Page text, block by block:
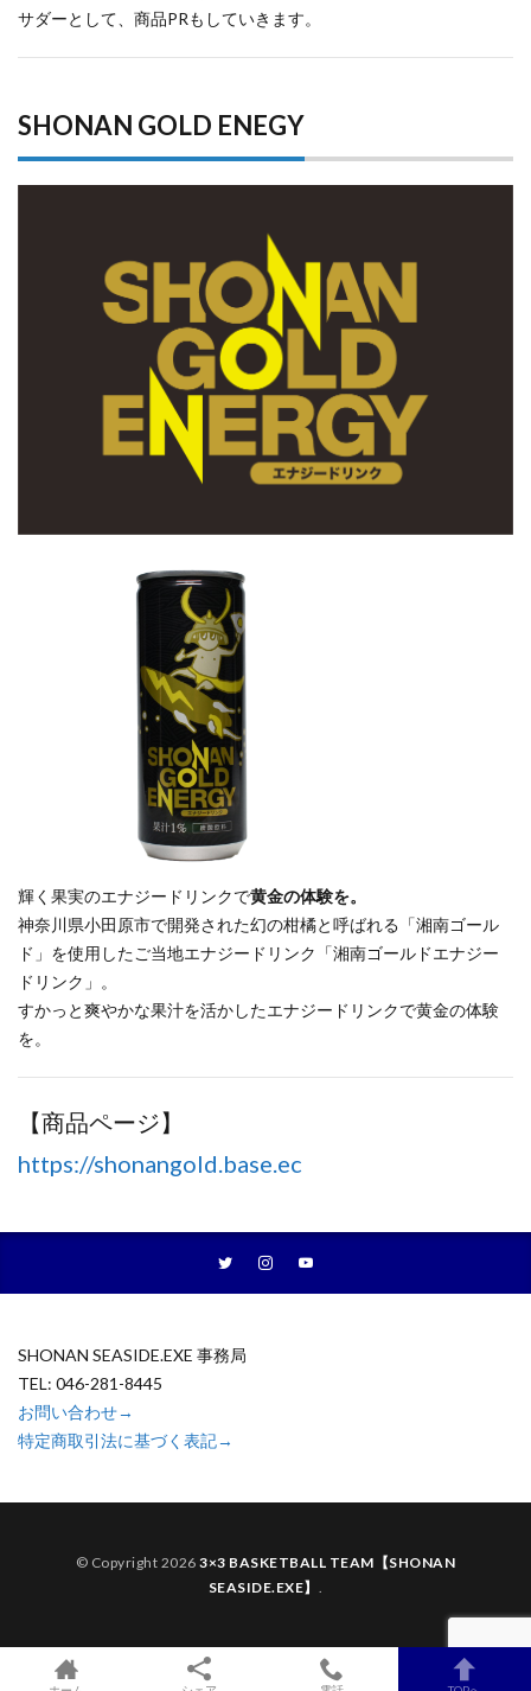
サダーとして、商品PRもしていきます。
SHONAN GOLD ENEGY
輝く果実のエナジードリンクで黄金の体験を。
神奈川県小田原市で開発された幻の柑橘と呼ばれる「湘南ゴール
ド」を使用したご当地エナジードリンク「湘南ゴールドエナジー
ドリンク」。
すかっと爽やかな果汁を活かしたエナジードリンクで黄金の体験
を。
【商品ページ】
https://shonangold.base.ec
SHONAN SEASIDE.EXE 事務局
TEL: 046-281-8445
お問い合わせ→
特定商取引法に基づく表記→
© Copyright 20263×3 BASKETBALL TEAM【SHONAN
SEASIDE.EXE】